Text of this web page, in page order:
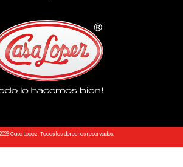
Casa Lopez. Todos los derechos reservados.